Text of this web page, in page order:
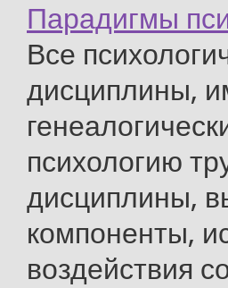
Парадигмы
Все
дисциплины,
психологию
дисциплины,
компоненты,
воздействия